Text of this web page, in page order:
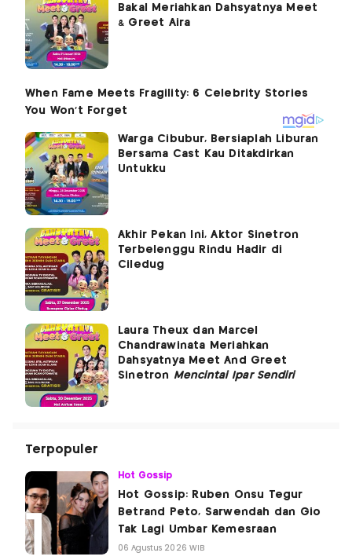
Bakal Meriahkan Dahsyatnya Meet
& Greet Aira
Warga Cibubur, Bersiaplah Liburan
Bersama Cast Kau Ditakdirkan
Untukku
Akhir Pekan Ini, Aktor Sinetron
Terbelenggu Rindu Hadir di
Ciledug
Laura Theux dan Marcel
Chandrawinata Meriahkan
Dahsyatnya Meet And Greet
Sinetron Mencintai Ipar Sendiri
Terpopuler
Hot Gossip
Hot Gossip: Ruben Onsu Tegur
Betrand Peto, Sarwendah dan Gio
Tak Lagi Umbar Kemesraan
06 Agustus 2026 WIB